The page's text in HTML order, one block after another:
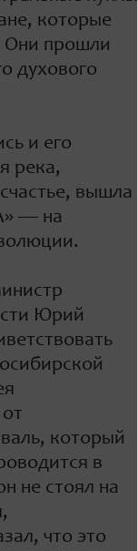
которые
Они прошли
духового
и его
река,
вышла
— на
Юрий
который
в
не стоял на
что это